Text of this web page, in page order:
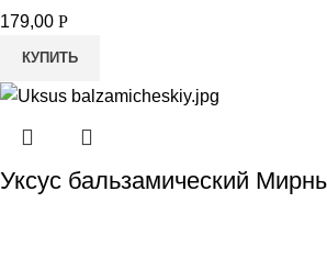
179,00 Р
КУПИТЬ
Уксус бальзамический